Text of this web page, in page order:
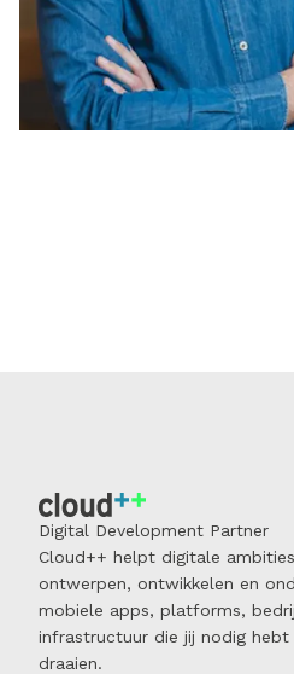
Digital Development Partner
Cloud++ helpt digitale
ontwerpen, ontwikkelen en
mobiele apps, platforms,
infrastructuur die jij nodig
draaien.